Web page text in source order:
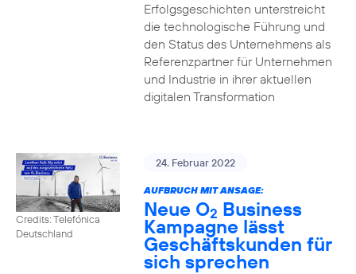
Erfolgsgeschichten unterstreicht
die technologische Führung und
den Status des Unternehmens als
Referenzpartner für Unternehmen
und Industrie in ihrer aktuellen
digitalen Transformation
Credits: Telefónica
Deutschland
24. Februar 2022
AUFBRUCH MIT ANSAGE:
Neue O2 Business
Kampagne lässt
Geschäftskunden für
sich sprechen